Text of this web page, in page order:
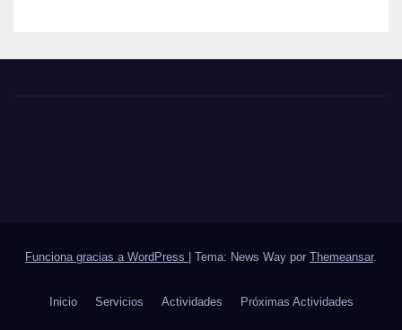
Funciona gracias a WordPress | Tema: News Way por Themeansar.
Inicio Servicios Actividades Próximas Actividades